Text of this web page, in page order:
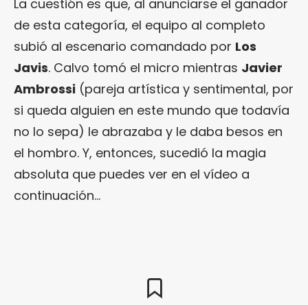
La cuestión es que, al anunciarse el ganador
de esta categoría, el equipo al completo
subió al escenario comandado por Los
Javis. Calvo tomó el micro mientras Javier
Ambrossi (pareja artística y sentimental, por
si queda alguien en este mundo que todavía
no lo sepa) le abrazaba y le daba besos en
el hombro. Y, entonces, sucedió la magia
absoluta que puedes ver en el vídeo a
continuación…